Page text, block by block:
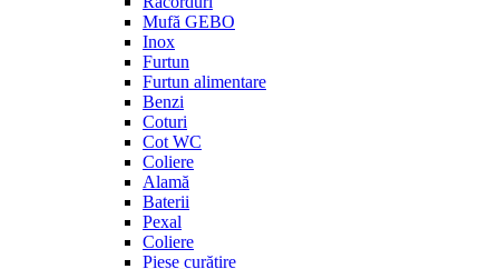
Mufă GEBO
Inox
Furtun
Furtun alimentare
Benzi
Coturi
Cot WC
Coliere
Alamă
Baterii
Pexal
Coliere
Piese curățire